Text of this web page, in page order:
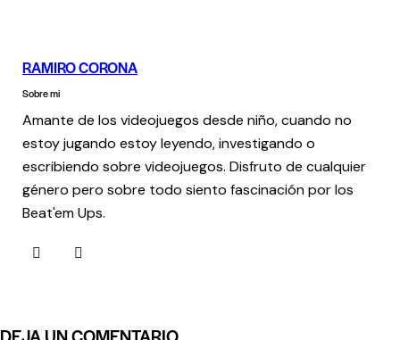
RAMIRO CORONA
Sobre mi
Amante de los videojuegos desde niño, cuando no
estoy jugando estoy leyendo, investigando o
escribiendo sobre videojuegos. Disfruto de cualquier
género pero sobre todo siento fascinación por los
Beat'em Ups.